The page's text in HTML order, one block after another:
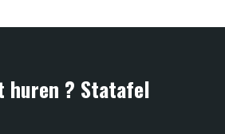
huren ? Statafel